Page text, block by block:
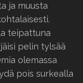
ja muusta
teipattuna
pelin tylsää
olemassa
pois surkealla